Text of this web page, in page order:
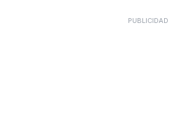
PUBLICIDAD